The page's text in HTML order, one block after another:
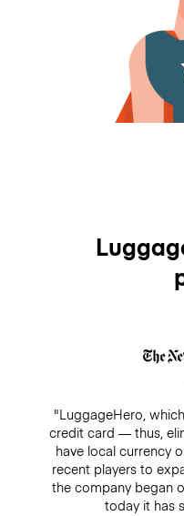
"LuggageHero,
credit card — thus,
have local currency
recent players to
the company began
today it has